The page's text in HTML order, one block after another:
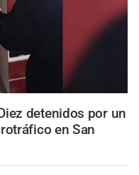
detenidos por un
en San